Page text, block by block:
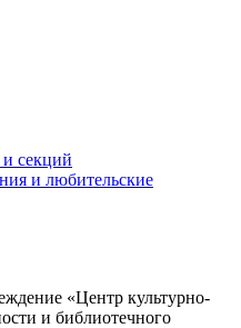
секций
и любительские
«Центр культурно-
и библиотечного